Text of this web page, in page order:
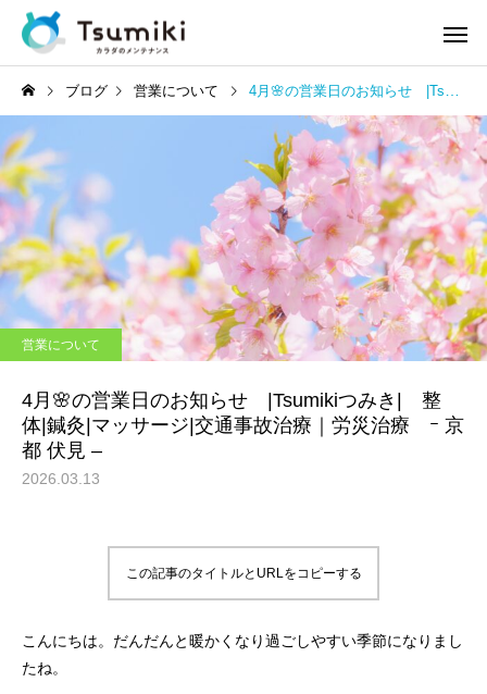
ブログ 営業について 4月🌸の営業日のお知らせ |Tsumikiつみき| 整体|鍼灸|マッサージ|交通事故治療｜労災治療 ｰ 京都 伏見 –
営業について
4月🌸の営業日のお知らせ |Tsumikiつみき| 整
体|鍼灸|マッサージ|交通事故治療｜労災治療 ｰ 京
都 伏見 –
2026.03.13
この記事のタイトルとURLをコピーする
こんにちは。だんだんと暖かくなり過ごしやすい季節になりまし
たね。